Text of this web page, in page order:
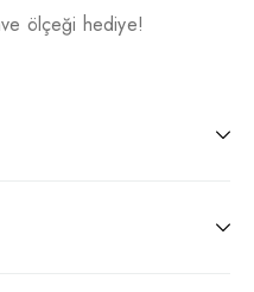
ölçeği hediye!